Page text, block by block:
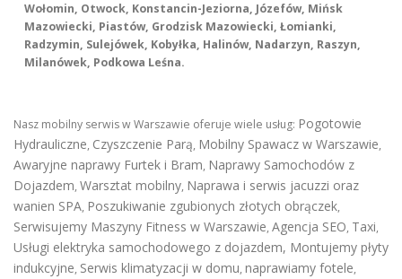
Wołomin, Otwock, Konstancin-Jeziorna, Józefów, Mińsk
Mazowiecki, Piastów, Grodzisk Mazowiecki, Łomianki,
Radzymin, Sulejówek, Kobyłka, Halinów, Nadarzyn, Raszyn,
Milanówek, Podkowa Leśna.
Nasz mobilny serwis w Warszawie oferuje wiele usług: Pogotowie
Hydrauliczne, Czyszczenie Parą, Mobilny Spawacz w Warszawie,
Awaryjne naprawy Furtek i Bram, Naprawy Samochodów z
Dojazdem, Warsztat mobilny, Naprawa i serwis jacuzzi oraz
wanien SPA, Poszukiwanie zgubionych złotych obrączek,
Serwisujemy Maszyny Fitness w Warszawie, Agencja SEO, Taxi,
Usługi elektryka samochodowego z dojazdem, Montujemy płyty
indukcyjne, Serwis klimatyzacji w domu, naprawiamy fotele,